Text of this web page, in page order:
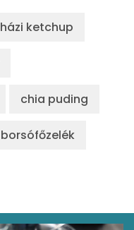
házi ketchup
chia puding
borsófőzelék